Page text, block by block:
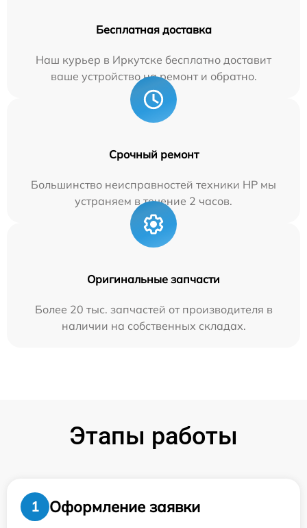
Бесплатная доставка
Наш курьер в Иркутске бесплатно доставит
ваше устройство на ремонт и обратно.
Срочный ремонт
Большинство неисправностей техники HP мы
устраняем в течение 2 часов.
Оригинальные запчасти
Более 20 тыс. запчастей от производителя в
наличии на собственных складах.
Этапы работы
1
Оформление заявки